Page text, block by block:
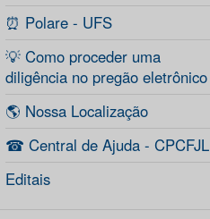
⏰ Polare - UFS
💡 Como proceder uma
diligência no pregão eletrônico
🌎 Nossa Localização
☎ Central de Ajuda - CPCFJL
Editais